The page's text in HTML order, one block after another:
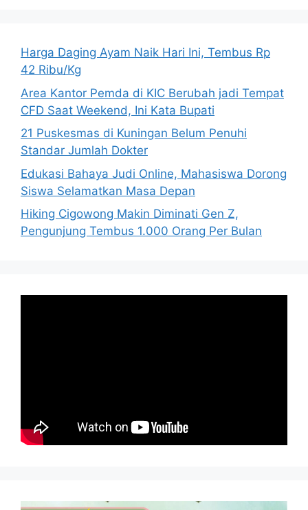
Harga Daging Ayam Naik Hari Ini, Tembus Rp
42 Ribu/Kg
Area Kantor Pemda di KIC Berubah jadi Tempat
CFD Saat Weekend, Ini Kata Bupati
21 Puskesmas di Kuningan Belum Penuhi
Standar Jumlah Dokter
Edukasi Bahaya Judi Online, Mahasiswa Dorong
Siswa Selamatkan Masa Depan
Hiking Cigowong Makin Diminati Gen Z,
Pengunjung Tembus 1.000 Orang Per Bulan